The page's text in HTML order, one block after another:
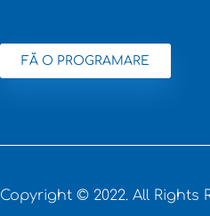
FĂ O PROGRAMARE
Copyright © 2022. All Rights